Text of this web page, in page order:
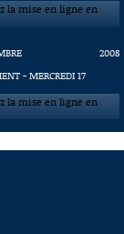
la mise en ligne en
2008
- MERCREDI 17
la mise en ligne en